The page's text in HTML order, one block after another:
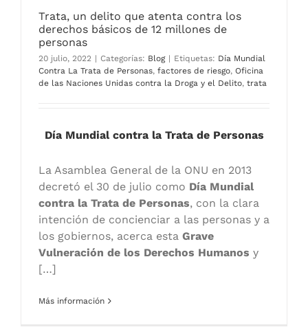
Trata, un delito que atenta contra los
derechos básicos de 12 millones de
personas
20 julio, 2022 | Categorías: Blog | Etiquetas: Día Mundial
Contra La Trata de Personas, factores de riesgo, Oficina
de las Naciones Unidas contra la Droga y el Delito, trata
Día Mundial contra la Trata de Personas
La Asamblea General de la ONU en 2013
decretó el 30 de julio como Día Mundial
contra la Trata de Personas, con la clara
intención de concienciar a las personas y a
los gobiernos, acerca esta Grave
Vulneración de los Derechos Humanos y
[…]
Más información